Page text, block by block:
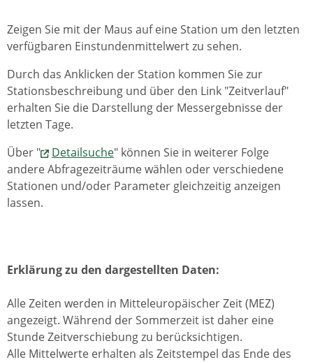
Zeigen Sie mit der Maus auf eine Station um den letzten
verfügbaren Einstundenmittelwert zu sehen.
Durch das Anklicken der Station kommen Sie zur
Stationsbeschreibung und über den Link "Zeitverlauf"
erhalten Sie die Darstellung der Messergebnisse der
letzten Tage.
Über "
Detailsuche" können Sie in weiterer Folge
andere Abfragezeiträume wählen oder verschiedene
Stationen und/oder Parameter gleichzeitig anzeigen
lassen.
Erklärung zu den dargestellten Daten:
Alle Zeiten werden in Mitteleuropäischer Zeit (MEZ)
angezeigt. Während der Sommerzeit ist daher eine
Stunde Zeitverschiebung zu berücksichtigen.
Alle Mittelwerte erhalten als Zeitstempel das Ende des